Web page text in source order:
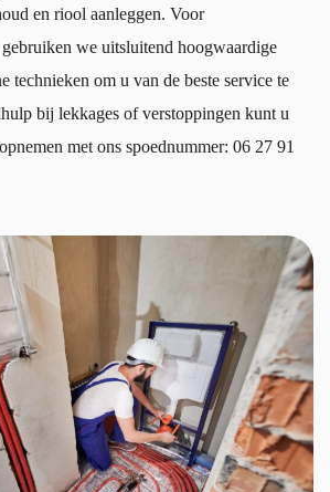
en riool aanleggen. Voor
we uitsluitend hoogwaardige
technieken om u van de beste service te
bij lekkages of verstoppingen kunt u
met ons spoednummer: 06 27 91